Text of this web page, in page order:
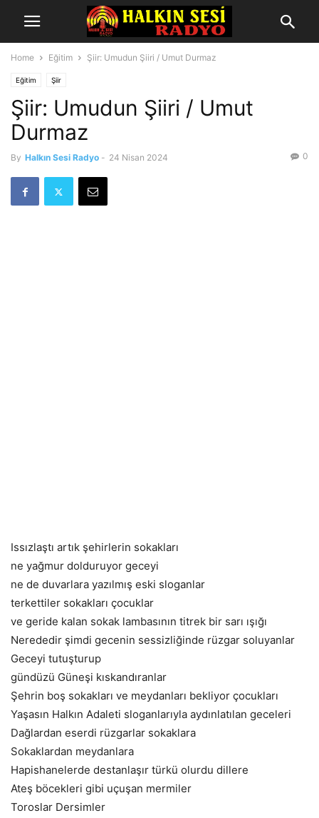
Home Eğitim Şiir: Umudun Şiiri / Umut Durmaz
Eğitim Şiir
Şiir: Umudun Şiiri / Umut
Durmaz
By Halkın Sesi Radyo - 24 Nisan 2024 0
Issızlaştı artık şehirlerin sokakları
ne yağmur dolduruyor geceyi
ne de duvarlara yazılmış eski sloganlar
terkettiler sokakları çocuklar
ve geride kalan sokak lambasının titrek bir sarı ışığı
Nerededir şimdi gecenin sessizliğinde rüzgar soluyanlar
Geceyi tutuşturup
gündüzü Güneşi kıskandıranlar
Şehrin boş sokakları ve meydanları bekliyor çocukları
Yaşasın Halkın Adaleti sloganlarıyla aydınlatılan geceleri
Dağlardan eserdi rüzgarlar sokaklara
Sokaklardan meydanlara
Hapishanelerde destanlaşır türkü olurdu dillere
Ateş böcekleri gibi uçuşan mermiler
Toroslar Dersimler